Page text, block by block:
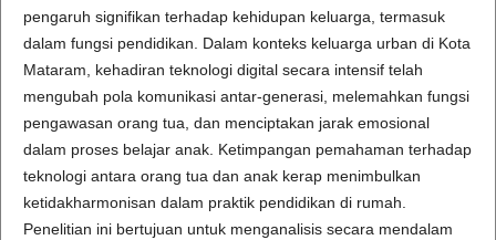
pengaruh signifikan terhadap kehidupan keluarga, termasuk
dalam fungsi pendidikan. Dalam konteks keluarga urban di Kota
Mataram, kehadiran teknologi digital secara intensif telah
mengubah pola komunikasi antar-generasi, melemahkan fungsi
pengawasan orang tua, dan menciptakan jarak emosional
dalam proses belajar anak. Ketimpangan pemahaman terhadap
teknologi antara orang tua dan anak kerap menimbulkan
ketidakharmonisan dalam praktik pendidikan di rumah.
Penelitian ini bertujuan untuk menganalisis secara mendalam